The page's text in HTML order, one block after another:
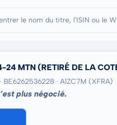
24 MTN (RETIRÉ DE LA
BE6262536228 · A1ZC7M (XFRA)
plus négocié.